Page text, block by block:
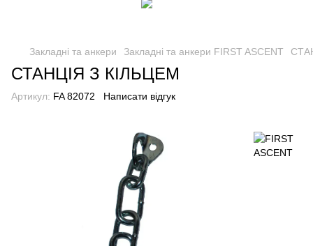
Закладні та анкери Закладні та анкери FIRST ASCENT
СТАНЦІЯ З КІЛЬЦЕМ
Артикул: FA 82072 Написати відгук